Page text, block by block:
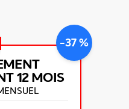
-37 %
12 MOIS